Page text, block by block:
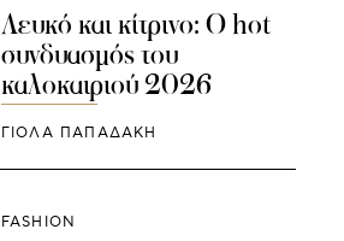
Λευκό και κίτρινο: Ο hot
συνδυασμός του
καλοκαιριού 2026
ΓΙΌΛΑ ΠΑΠΑΔΆΚΗ
FASHION